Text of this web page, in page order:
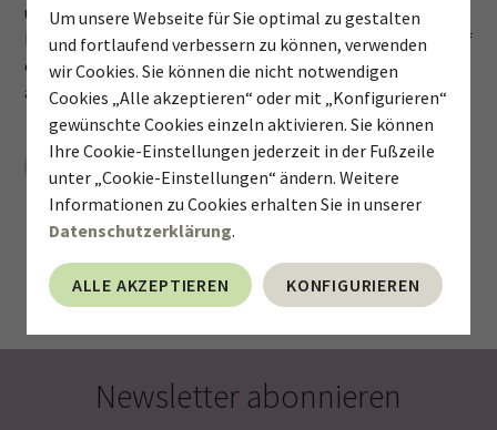
Um unsere Webseite für Sie optimal zu gestalten
und fortlaufend verbessern zu können, verwenden
wir Cookies. Sie können die nicht notwendigen
Cookies „Alle akzeptieren“ oder mit „Konfigurieren“
gewünschte Cookies einzeln aktivieren. Sie können
Ihre Cookie-Einstellungen jederzeit in der Fußzeile
unter „Cookie-Einstellungen“ ändern. Weitere
Informationen zu Cookies erhalten Sie in unserer
Datenschutzerklärung.
ALLE AKZEPTIEREN KONFIGURIEREN
und versorgt die Zellen und das Gewebe mit Sauerstoff und
Nährstoffen. Umso wichtiger, dass man dem Herz-Kreislauf
ein Leben lang Sorge trägt. Erfahren Sie, wie Sie Ihr Herz
auf natürliche Weise unterstützen können.
WEITERLESEN
Newsletter abonnieren